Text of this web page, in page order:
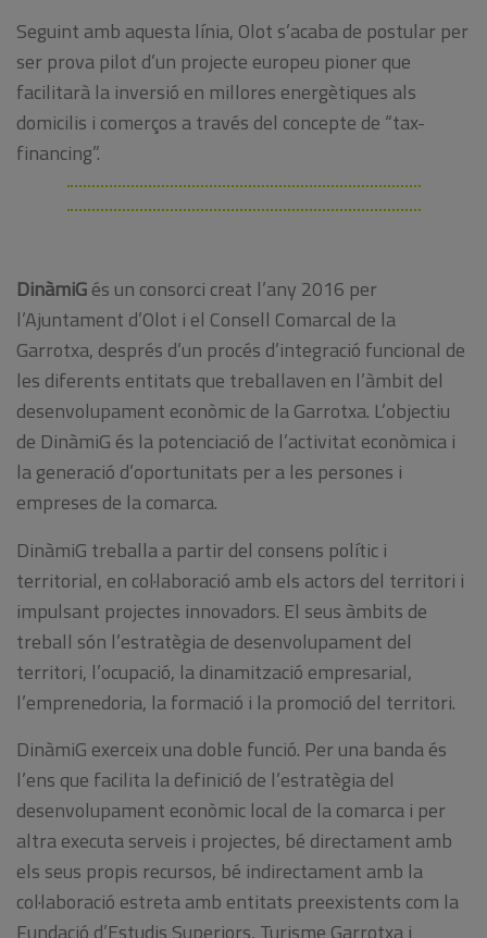
Seguint amb aquesta línia, Olot s’acaba de postular per
ser prova pilot d’un projecte europeu pioner que
facilitarà la inversió en millores energètiques als
domicilis i comerços a través del concepte de “tax-
financing”.
DinàmiGés un consorci creat l’any 2016 per
l’Ajuntament d’Olot i el Consell Comarcal de la
Garrotxa, després d’un procés d’integració funcional de
les diferents entitats que treballaven en l’àmbit del
desenvolupament econòmic de la Garrotxa. L’objectiu
de DinàmiG és la potenciació de l’activitat econòmica i
la generació d’oportunitats per a les persones i
empreses de la comarca.
DinàmiG treballa a partir del consens polític i
territorial, en col·laboració amb els actors del territori i
impulsant projectes innovadors. El seus àmbits de
treball són l’estratègia de desenvolupament del
territori, l’ocupació, la dinamització empresarial,
l’emprenedoria, la formació i la promoció del territori.
DinàmiG exerceix una doble funció. Per una banda és
l’ens que facilita la definició de l’estratègia del
desenvolupament econòmic local de la comarca i per
altra executa serveis i projectes, bé directament amb
els seus propis recursos, bé indirectament amb la
col·laboració estreta amb entitats preexistents com la
Fundació d’Estudis Superiors, Turisme Garrotxa i